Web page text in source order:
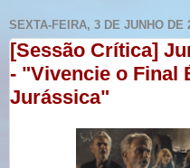
SEXTA-FEIRA, 3 DE JUNHO DE
[Sessão Crítica]
- "Vivencie o Final
Jurássica"